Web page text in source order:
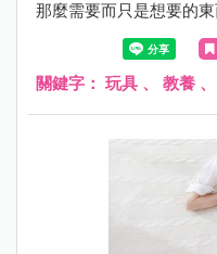
那麼需要而只是想要的
己喜歡的東西是很合情
如何同理孩子，以及引
具。
關鍵字： 玩具 、 教養 、